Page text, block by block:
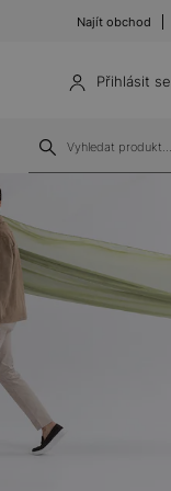
Najít obchod
Přihlásit se